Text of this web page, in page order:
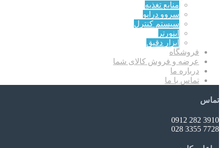
منابع تغذیه
سروو درایو
سیستم کنترل
اینورتر
ابزار دقیق
فروشگاه
عرضه و فروش کالای شما
درباره ما
تماس با ما
تماس
3910 282 0912
7728 3355 028